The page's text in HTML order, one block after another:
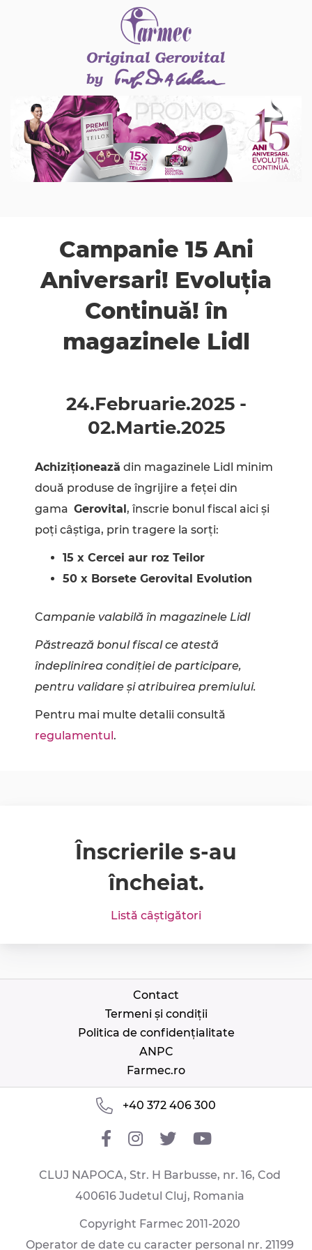
Campanie 15 Ani
Aniversari! Evoluția
Continuă! în
magazinele Lidl
24.Februarie.2025-
02.Martie.2025
Achiziționează din magazinele Lidl minim
două produse de îngrijire a feței din
gama Gerovital, înscrie bonul fiscal aici și
poți câștiga, prin tragere la sorți:
15 x Cercei aur roz Teilor
50 x Borsete Gerovital Evolution
Campanie valabilă în magazinele Lidl
Păstrează bonul fiscal ce atestă
îndeplinirea condiției de participare,
pentru validare și atribuirea premiului.
Pentru mai multe detalii consultă
regulamentul.
Înscrierile s-au
încheiat.
Listă câștigători
Contact
Termeni și condiții
Politica de confidențialitate
ANPC
Farmec.ro
+40 372 406 300
CLUJ NAPOCA, Str. H Barbusse, nr. 16, Cod
400616 Judetul Cluj, Romania
Copyright Farmec 2011-2020
Operator de date cu caracter personal nr. 21199